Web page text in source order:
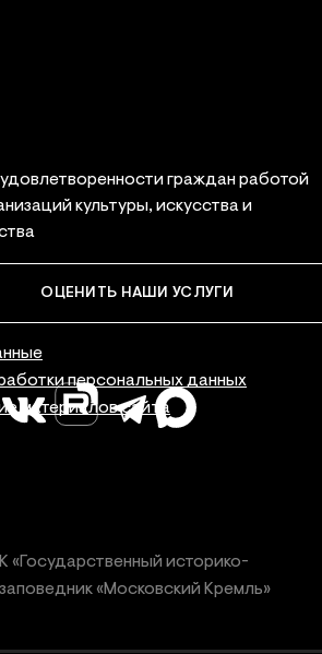
граждан работой
культуры, искусства и
ОЦЕНИТЬ НАШИ УСЛУГИ
«Государственный историко-
«Московский Кремль»
персональных данных
материалов сайта